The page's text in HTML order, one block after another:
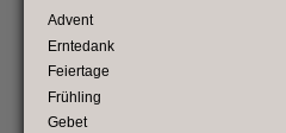
Advent
Erntedank
Feiertage
Frühling
Gebet